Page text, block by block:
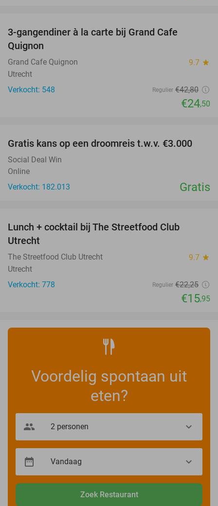
3-gangendiner à la carte bij Grand Cafe
Quignon
Grand Cafe Quignon 9.7 star
Utrecht
Verkocht: 548
Regulier €42,80
€24,50
Gratis kans op een droomreis t.w.v. €3.000
Social Deal Win
Online
Verkocht: 182.013
Gratis
Lunch + cocktail bij The Streetfood Club
Utrecht
The Streetfood Club Utrecht 9.7 star
Utrecht
Verkocht: 778
Regulier €22,25
€15,95
Voordelig spontaan uit
eten?
Zoek Restaurant